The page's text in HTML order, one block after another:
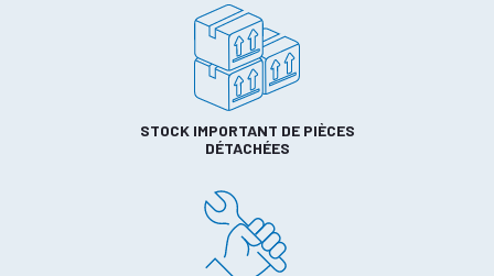
STOCK IMPORTANT DE PIÈCES
DÉTACHÉES